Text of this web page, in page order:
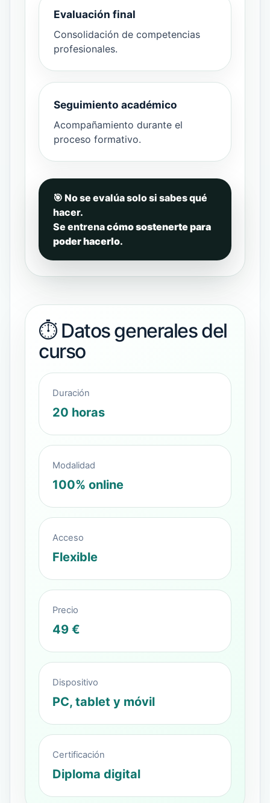
Evaluación final
Consolidación de competencias
profesionales.
Seguimiento académico
Acompañamiento durante el
proceso formativo.
🎯 No se evalúa solo si sabes qué
hacer.
Se entrenacómo sostenerte para
poder hacerlo.
⏱️ Datos generales del
curso
Duración
20 horas
Modalidad
100% online
Acceso
Flexible
Precio
49 €
Dispositivo
PC, tablet y móvil
Certificación
Diploma digital